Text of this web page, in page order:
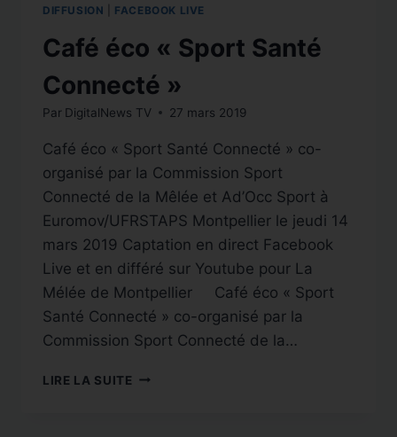
DIFFUSION FACEBOOK LIVE
Café éco « Sport Santé
Connecté »
Par DigitalNews TV 27 mars 2019
Café éco « Sport Santé Connecté » co-
organisé par la Commission Sport
Connecté de la Mêlée et Ad’Occ Sport à
Euromov/UFRSTAPS Montpellier le jeudi 14
mars 2019 Captation en direct Facebook
Live et en différé sur Youtube pour La
Mélée de Montpellier Café éco « Sport
Santé Connecté » co-organisé par la
Commission Sport Connecté de la…
LIRE LA SUITE CAFÉ